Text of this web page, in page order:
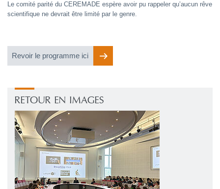
Le comité parité du CEREMADE espère avoir pu rappeler qu’aucun rêve
scientifique ne devrait être limité par le genre.
Revoir le programme ici
RETOUR EN IMAGES